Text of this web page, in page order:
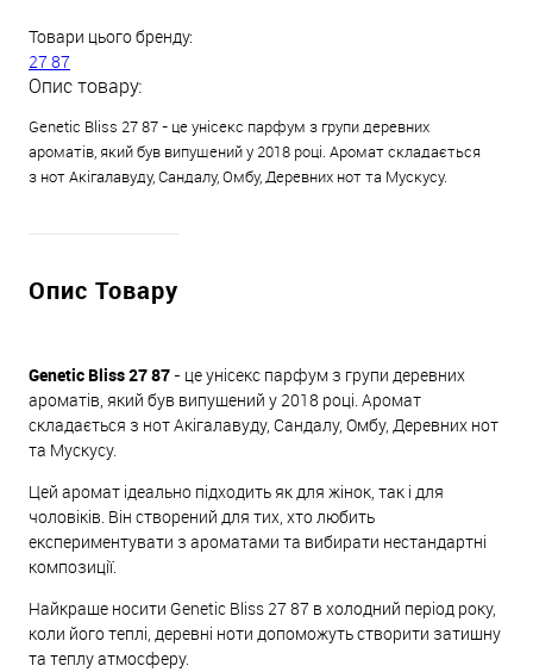
Товари цього бренду:
27 87
Опис товару:
Genetic Bliss 27 87 - це унісекс парфум з групи деревних
ароматів, який був випущений у 2018 році. Аромат складається
з нот Акігалавуду, Сандалу, Омбу, Деревних нот та Мускусу.
Опис Товару
Genetic Bliss 27 87- це унісекс парфум з групи деревних
ароматів, який був випущений у 2018 році. Аромат
складається з нот Акігалавуду, Сандалу, Омбу, Деревних нот
та Мускусу.
Цей аромат ідеально підходить як для жінок, так і для
чоловіків. Він створений для тих, хто любить
експериментувати з ароматами та вибирати нестандартні
композиції.
Найкраще носити Genetic Bliss 27 87 в холодний період року,
коли його теплі, деревні ноти допоможуть створити затишну
та теплу атмосферу.